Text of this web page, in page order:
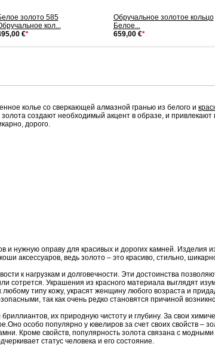
золото 585
кол...
€*
Обручальное золотое кольцо
Белое...
659,00 €*
колье со сверкающей алмазной гранью из белого и
создают необходимый акцент в образе, и привлекают
дорого.
и нужную оправу для красивых и дорогих камней. Изделия
аксессуаров, ведь золото – это красиво, стильно,
к нагрузкам и долговечности. Эти достоинства
сотрется. Украшения из красного материала выглядят
типу кожу, украсят женщину любого возраста и
так как очень редко становятся причиной
их природную чистоту и глубину. За свои
особо популярно у ювелиров за счет своих свойств –
Кроме свойств, популярность золота связана с
статус человека и его состояние.